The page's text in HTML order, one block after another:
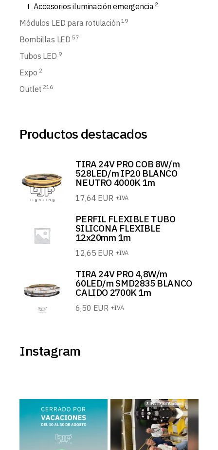
Accesorios iluminación emergencia 2
Módulos LED para rotulación 19
Bombillas LED 57
Tubos LED 9
Expo 2
Outlet 216
Productos destacados
TIRA 24V PRO COB 8W/m
528LED/m IP20 BLANCO
NEUTRO 4000K 1m
17,64 EUR +IVA
PERFIL FLEXIBLE TUBO
SILICONA FLEXIBLE
12x20mm 1m
12,65 EUR +IVA
TIRA 24V PRO 4,8W/m
60LED/m SMD2835 BLANCO
CALIDO 2700K 1m
6,50 EUR +IVA
Instagram
BJF Lighting permanecerá
𝗰𝗲𝗿𝗿𝗮𝗱𝗼 𝗽𝗼𝗿...
2
Estamos en el Levante Home
Meeting ¡Te esperamos!...
39 5